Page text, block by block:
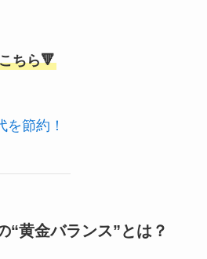
ちら🔻
節約！
“黄金バランス”とは？